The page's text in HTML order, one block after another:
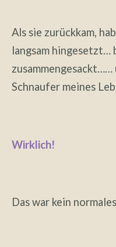
Als sie zurückkam,
langsam
Schnaufer meines
Wirklich!
Das war kein